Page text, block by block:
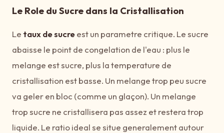
Le Role du Sucre dans la Cristallisation
Le taux de sucreest un parametre critique. Le sucre
abaisse le point de congelation de l'eau : plus le
melange est sucre, plus la temperature de
cristallisation est basse. Un melange trop peu sucre
va geler en bloc (comme un glaçon). Un melange
trop sucre ne cristallisera pas assez et restera trop
liquide. Le ratio ideal se situe generalement autour